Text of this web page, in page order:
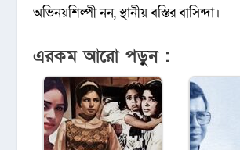
অভিনয়শিল্পী নন, স্থানীয় বস্তির বাসিন্দা।
এরকম আরো পড়ুন :